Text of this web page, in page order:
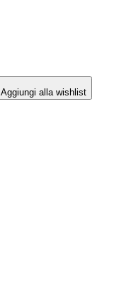
Aggiungi alla wishlist